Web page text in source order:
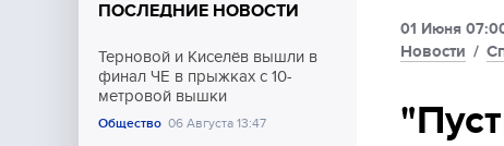
Ближний Восток
Общество
ПОСЛЕДНИЕ НОВОСТИ
Терновой и Киселёв вышли в
финал ЧЕ в прыжках с 10-
метровой вышки
Общество 06 Августа 13:47
01 Июня
Новости /